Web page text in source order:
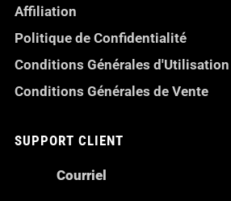
Affiliation
Politique de Confidentialité
Conditions Générales d'Utilisation
Conditions Générales de Vente
SUPPORT CLIENT
Courriel